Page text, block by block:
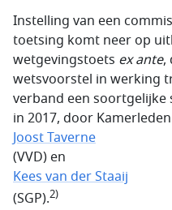
Instelling van een
toetsing komt neer op
wetgevingstoets ex ante,
wetsvoorstel in werking
verband een soortgelijke
in 2017, door Kamerleden
Joost Taverne
(VVD) en
Kees van der Staaij
(SGP).2)